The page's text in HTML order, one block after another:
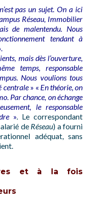
pas un sujet. On a ici
Réseau, Immobilier
de malentendu. Nous
tendant à
mais dès l’ouverture,
temps, responsable
Nous voulions tous
centrale » « En théorie, on
Par chance, on échange
le responsable
». Le correspondant
de Réseau) a fourni
adéquat, sans
et à la fois